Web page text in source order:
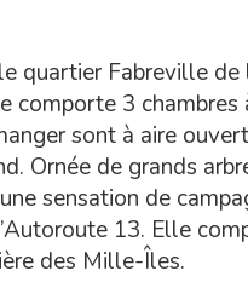
quartier Fabreville
comporte 3 chambres
sont à aire
Ornée de grands
sensation de
13. Elle
des Mille-Îles.